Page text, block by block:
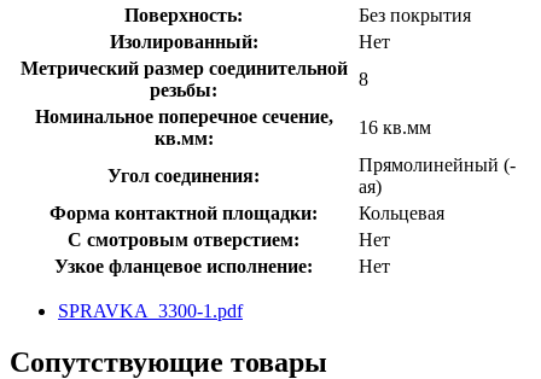
Поверхность:
Без покрытия
Изолированный:
Нет
Метрический размер соединительной
резьбы:
8
Номинальное поперечное сечение,
кв.мм:
16 кв.мм
Угол соединения:
Прямолинейный (-
ая)
Форма контактной площадки:
Кольцевая
С смотровым отверстием:
Нет
Узкое фланцевое исполнение:
Нет
SPRAVKA_3300-1.pdf
Сопутствующие товары